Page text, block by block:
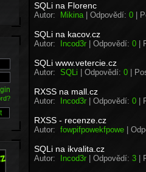
SQLi na Florenc
Autor: Mikina| Odpovědí: 0 |
SQLi na kacov.cz
Autor: Incod3r| Odpovědí: 0 |
SQLi www.vetercie.cz
Autor: SQLi | Odpovědí: 0 |
RXSS na mall.cz
Autor: Incod3r| Odpovědí: 0 |
RXSS - recenze.cz
Autor: fowpifpowekfpowe |
SQLi na ikvalita.cz
Autor: Incod3r| Odpovědí: 3 |